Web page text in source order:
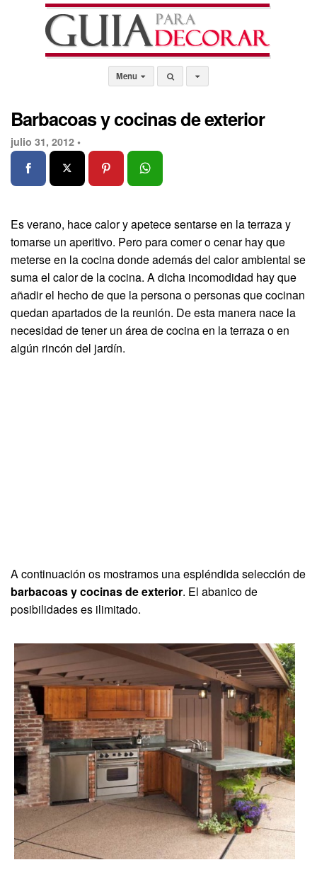
Menu
Barbacoas y cocinas de exterior
julio 31, 2012 •
Es verano, hace calor y apetece sentarse en la terraza y
tomarse un aperitivo. Pero para comer o cenar hay que
meterse en la cocina donde además del calor ambiental se
suma el calor de la cocina. A dicha incomodidad hay que
añadir el hecho de que la persona o personas que cocinan
quedan apartados de la reunión. De esta manera nace la
necesidad de tener un área de cocina en la terraza o en
algún rincón del jardín.
A continuación os mostramos una espléndida selección de
barbacoas y cocinas de exterior. El abanico de
posibilidades es ilimitado.